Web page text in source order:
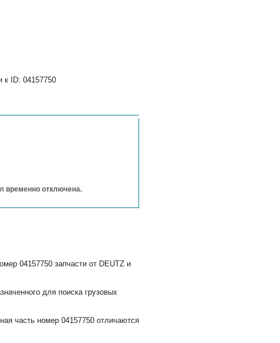
к ID: 04157750
временно отключена.
04157750 запчасти от DEUTZ и
для поиска грузовых
часть номер 04157750 отличаются